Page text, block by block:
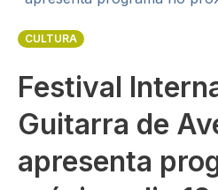
CULTURA
Festival
Guitarra de
apresenta